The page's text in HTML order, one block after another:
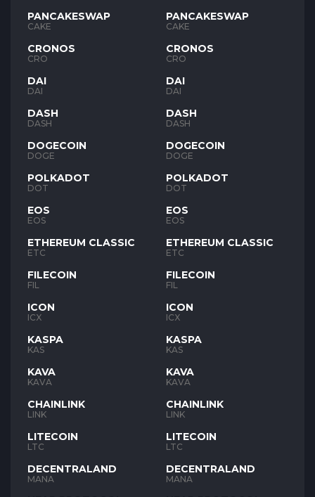
PANCAKESWAP
CAKE
CRONOS
CRO
DAI
DAI
DASH
DASH
DOGECOIN
DOGE
POLKADOT
DOT
EOS
EOS
ETHEREUM CLASSIC
ETC
FILECOIN
FIL
ICON
ICX
KASPA
KAS
KAVA
KAVA
CHAINLINK
LINK
LITECOIN
LTC
DECENTRALAND
MANA
PANCAKESWAP
CAKE
CRONOS
CRO
DAI
DAI
DASH
DASH
DOGECOIN
DOGE
POLKADOT
DOT
EOS
EOS
ETHEREUM CLASSIC
ETC
FILECOIN
FIL
ICON
ICX
KASPA
KAS
KAVA
KAVA
CHAINLINK
LINK
LITECOIN
LTC
DECENTRALAND
MANA